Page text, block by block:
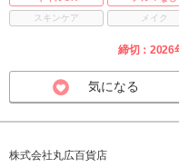
スキンケア
メイク
締切：2026
気になる
株式会社丸広百貨店